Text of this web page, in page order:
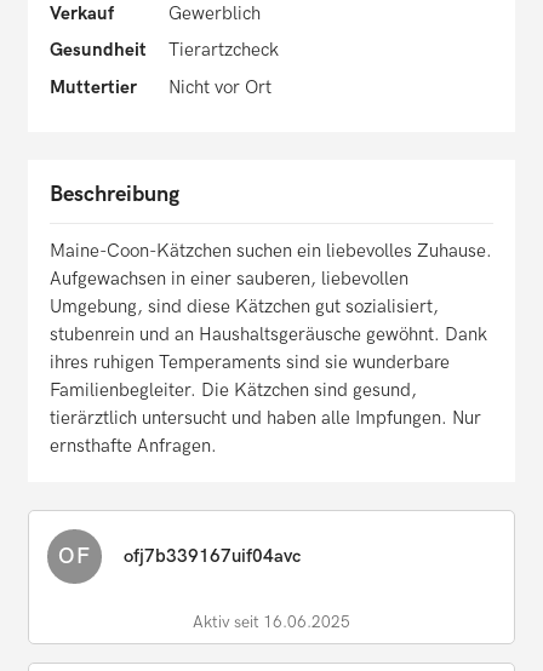
Verkauf
Gewerblich
Gesundheit
Tierartzcheck
Muttertier
Nicht vor Ort
Beschreibung
Maine-Coon-Kätzchen suchen ein liebevolles Zuhause.
Aufgewachsen in einer sauberen, liebevollen
Umgebung, sind diese Kätzchen gut sozialisiert,
stubenrein und an Haushaltsgeräusche gewöhnt. Dank
ihres ruhigen Temperaments sind sie wunderbare
Familienbegleiter. Die Kätzchen sind gesund,
tierärztlich untersucht und haben alle Impfungen. Nur
ernsthafte Anfragen.
OF ofj7b339167uif04avc
Aktiv seit 16.06.2025